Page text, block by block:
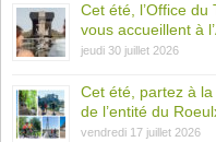
Cet été, l’Office
vous accueillent à
jeudi 30 juillet 2026
Cet été, partez à
de l’entité du
vendredi 17 juillet 2026